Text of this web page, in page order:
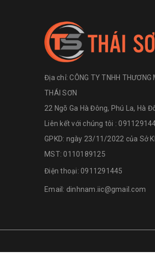
Địa chỉ:CÔNG TY TNHH
THÁI SƠN
22 Ngõ Ga Hà Đông, Phú La, Hà
Liên kết với chúng tôi :
GPKD: ngày 23/11/2022 của Sở
MST: 0110189125
Điện thoại: 0911291445
Email: dinhnam.iic@gmail.com